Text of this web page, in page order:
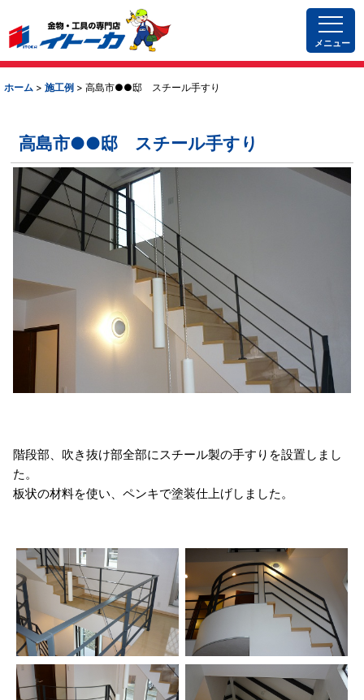
メニュー
ホーム > 施工例 > 高島市●●邸 スチール手すり
高島市●●邸 スチール手すり
階段部、吹き抜け部全部にスチール製の手すりを設置しまし
た。
板状の材料を使い、ペンキで塗装仕上げしました。